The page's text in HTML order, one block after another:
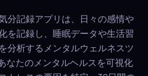
分記録アプリは、日々の感情や
を記録し、睡眠データや生活習
分析するメンタルウェルネスツ
なたのメンタルヘルスを可視化